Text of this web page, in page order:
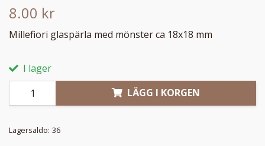
8.00 kr
Millefiori glaspärla med mönster ca 18x18 mm
I lager
LÄGG I KORGEN
Lagersaldo: 36